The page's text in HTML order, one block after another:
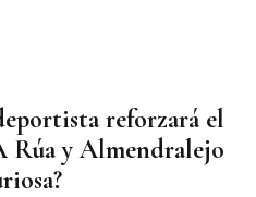
reforzará el
Rúa y Almendralejo